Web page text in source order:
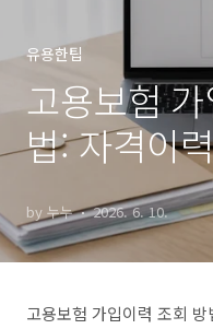
유용한팁
고용보험
법: 자격이
실업급여
by 누누 2026. 6. 10.
고용보험 가입이력 조회